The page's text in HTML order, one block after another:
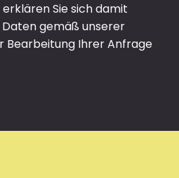
Sie sich damit
gemäß unserer
Bearbeitung Ihrer Anfrage